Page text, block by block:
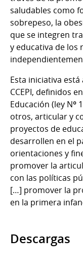
saludables como
sobrepeso, la
que se integren
y educativa de los
Esta iniciativa
CCEPI, definidos
Educación (ley Nº
otros, articular y
proyectos de
desarrollen en el
orientaciones y
promover la
con las políticas
[…] promover la
en la primera
Descargas